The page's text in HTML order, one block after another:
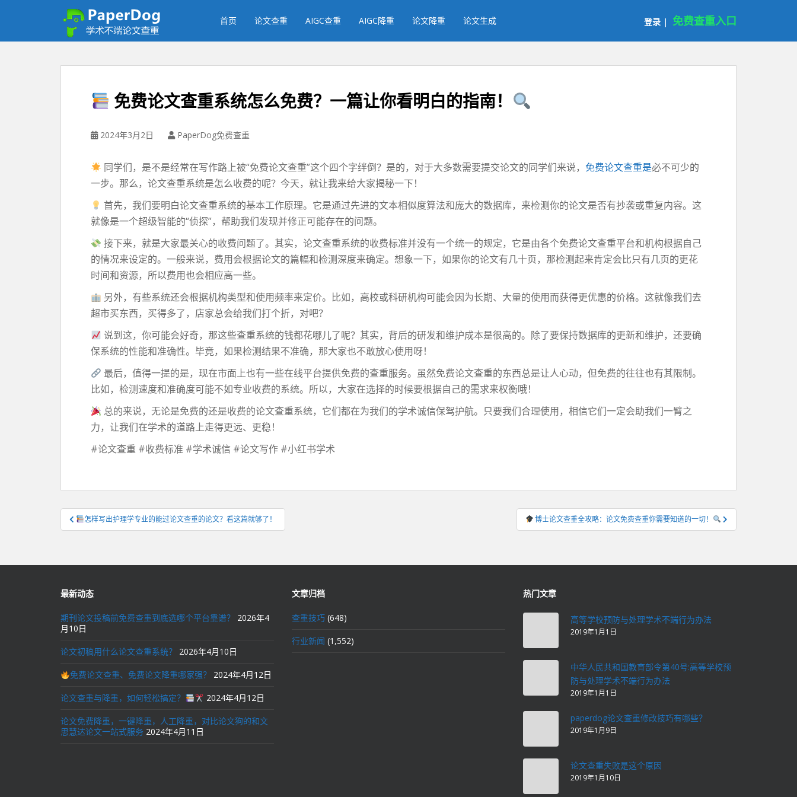
首页 论文查重 AIGC查重 AIGC降重 论文降重 论文生成 登录 | 免费查重入口
免费论文查重系统怎么免费？一篇让你看明白的指南！
2024年3月2日 PaperDog免费查重
同学们，是不是经常在写作路上被“免费论文查重”这个四个字绊倒？是的，对于大多数需要提交论文的同学们来说， 免费论文查重是必不可少的
一步。那么，论文查重系统是怎么收费的呢？今天，就让我来给大家揭秘一下！
首先，我们要明白论文查重系统的基本工作原理。它是通过先进的文本相似度算法和庞大的数据库，来检测你的论文是否有抄袭或重复内容。这
就像是一个超级智能的“侦探”，帮助我们发现并修正可能存在的问题。
接下来，就是大家最关心的收费问题了。其实，论文查重系统的收费标准并没有一个统一的规定，它是由各个免费论文查重平台和机构根据自己
的情况来设定的。一般来说，费用会根据论文的篇幅和检测深度来确定。想象一下，如果你的论文有几十页，那检测起来肯定会比只有几页的更花
时间和资源，所以费用也会相应高一些。
另外，有些系统还会根据机构类型和使用频率来定价。比如，高校或科研机构可能会因为长期、大量的使用而获得更优惠的价格。这就像我们去
超市买东西，买得多了，店家总会给我们打个折，对吧？
说到这，你可能会好奇，那这些查重系统的钱都花哪儿了呢？其实，背后的研发和维护成本是很高的。除了要保持数据库的更新和维护，还要确
保系统的性能和准确性。毕竟，如果检测结果不准确，那大家也不敢放心使用呀！
最后，值得一提的是，现在市面上也有一些在线平台提供免费的查重服务。虽然免费论文查重的东西总是让人心动，但免费的往往也有其限制。
比如，检测速度和准确度可能不如专业收费的系统。所以，大家在选择的时候要根据自己的需求来权衡哦！
总的来说，无论是免费的还是收费的论文查重系统，它们都在为我们的学术诚信保驾护航。只要我们合理使用，相信它们一定会助我们一臂之
力，让我们在学术的道路上走得更远、更稳！
#论文查重 #收费标准 #学术诚信 #论文写作 #小红书学术
文
章
航
怎样写出护理学专业的能过论文查重的论文？看这篇就够了！ 博士论文查重全攻略：论文免费查重你需要知道的一切！
最新动态
期刊论文投稿前免费查重到底选哪个平台靠谱？
2026年4
月10日
论文初稿用什么论文查重系统？ 2026年4月10日
免费论文查重、免费论文降重哪家强？ 2024年4月12日
论文查重与降重，如何轻松搞定？ 2024年4月12日
论文免费降重，一键降重，人工降重，对比论文狗的和文
思慧达论文一站式服务 2024年4月11日
文章归档
查重技巧 (648)
行业新闻 (1,552)
热门文章
高等学校预防与处理学术不端行为办法
2019年1月1日
中华人民共和国教育部令第40号:高等学校预
防与处理学术不端行为办法
2019年1月1日
paperdog论文查重修改技巧有哪些？
2019年1月9日
论文查重失败是这个原因
2019年1月10日